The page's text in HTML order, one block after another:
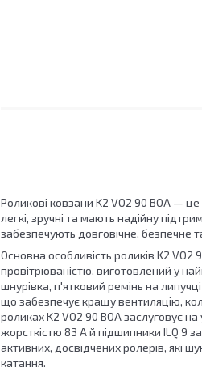
Роликові ковзани K2 VO2 90 BOA —
легкі, зручні та мають надійну
забезпечують довговічне, безпечне
Основна особливість роликів K2
провітрюваністю, виготовлений у
шнурівка, п'ятковий ремінь на
що забезпечує кращу вентиляцію,
роликах K2 VO2 90 BOA заслуговує
жорсткістю 83 А й підшипники ILQ 9
активних, досвідчених ролерів, які
катання.